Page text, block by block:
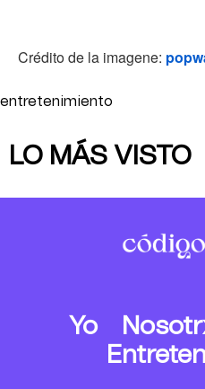
Crédito de la imagene:
entretenimiento
LO MÁS VISTO
Yo